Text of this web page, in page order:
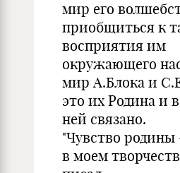
мир его
приобщиться к
восприятия им
окружающего
мир А.Блока и
это их Родина и
ней связано.
"Чувство родины
в моем